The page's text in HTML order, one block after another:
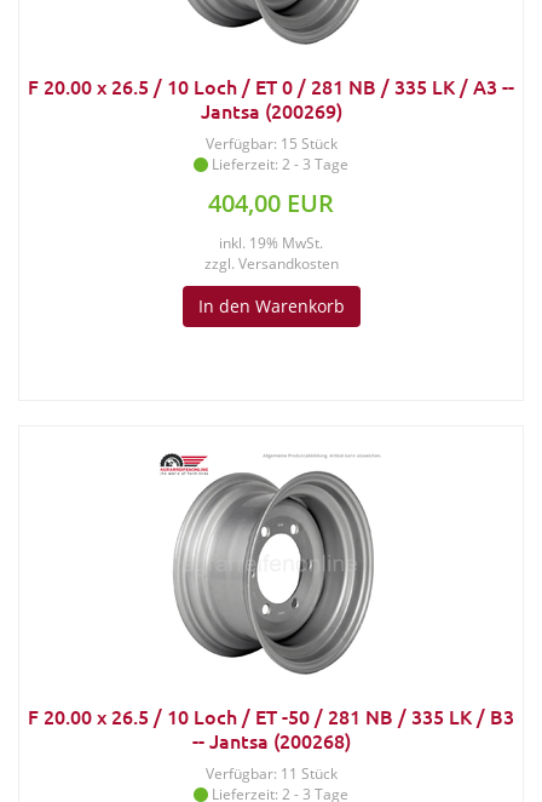
F 20.00 x 26.5 / 10 Loch / ET 0 / 281 NB / 335 LK / A3 --
Jantsa (200269)
Verfügbar: 15 Stück
Lieferzeit: 2 - 3 Tage
404,00 EUR
inkl. 19% MwSt.
zzgl. Versandkosten
In den Warenkorb
F 20.00 x 26.5 / 10 Loch / ET -50 / 281 NB / 335 LK / B3
-- Jantsa (200268)
Verfügbar: 11 Stück
Lieferzeit: 2 - 3 Tage